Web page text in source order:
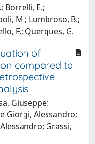
Borrelli, E.;
M.; Lumbroso, B.;
F.; Querques, G.
of
compared to
Giuseppe;
Giorgi, Alessandro;
Grassi,